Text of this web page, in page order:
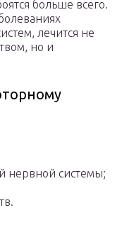
больше всего.
лечится не
но и
нервной системы;